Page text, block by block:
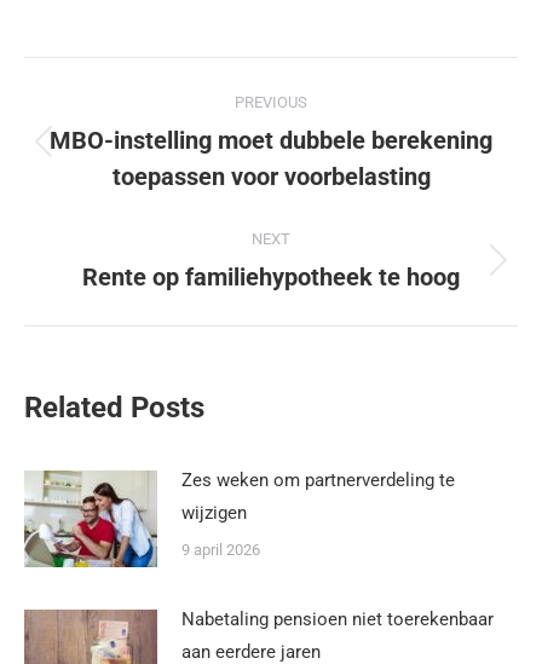
PREVIOUS
MBO-instelling moet dubbele berekening
toepassen voor voorbelasting
NEXT
Rente op familiehypotheek te hoog
Related Posts
Zes weken om partnerverdeling te
wijzigen
9 april 2026
Nabetaling pensioen niet toerekenbaar
aan eerdere jaren